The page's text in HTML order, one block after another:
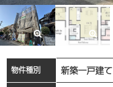
物件種別 新築一戸建て